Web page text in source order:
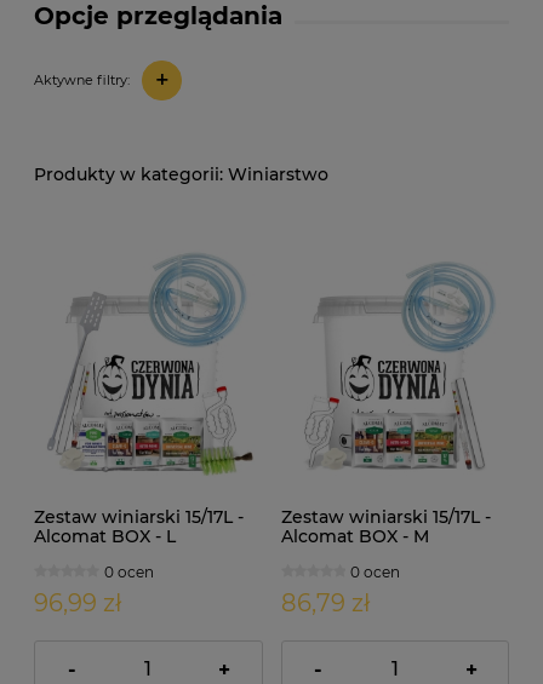
Opcje przeglądania
Aktywne filtry: +
Winiarstwo
Zestaw winiarski 15/17L -
Alcomat BOX - L
0 ocen
96,99 zł
- +
Zestaw winiarski 15/17L -
Alcomat BOX - M
0 ocen
86,79 zł
- +